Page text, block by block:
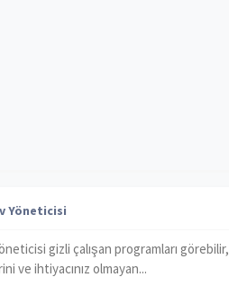
Yöneticisi
gizli çalışan programları görebilir,
ve ihtiyacınız olmayan...